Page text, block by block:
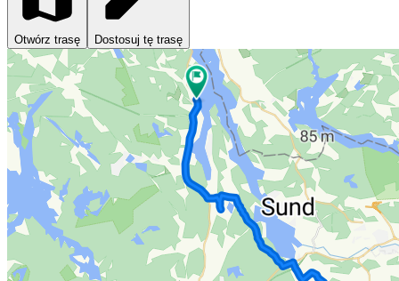
Otwórz trasę Dostosuj tę trasę